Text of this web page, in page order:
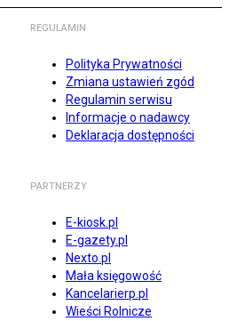
REGULAMIN
Polityka Prywatności
Zmiana ustawień zgód
Regulamin serwisu
Informacje o nadawcy
Deklaracja dostępności
PARTNERZY
E-kiosk.pl
E-gazety.pl
Nexto.pl
Mała księgowość
Kancelarierp.pl
Wieści Rolnicze